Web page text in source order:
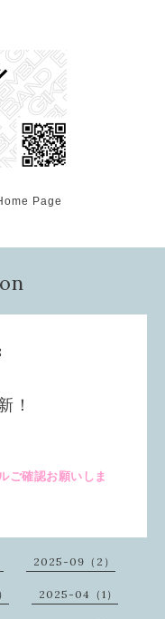
Page
！
確認お願いしま
2025-09（2）
2025-04（1）